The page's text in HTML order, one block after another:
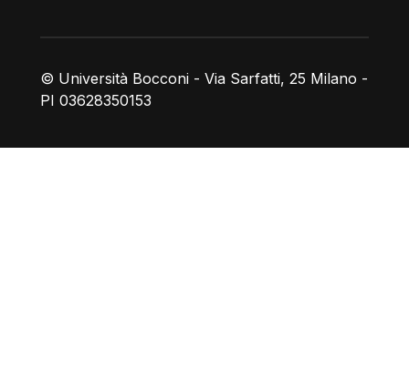
© Università Bocconi - Via Sarfatti, 25 Milano -
PI 03628350153